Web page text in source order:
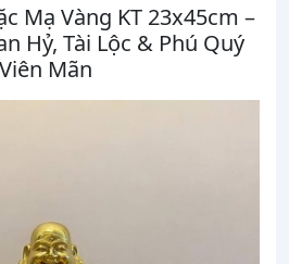
Mạ Vàng KT 23x45cm –
Hỷ, Tài Lộc & Phú Quý
Viên Mãn